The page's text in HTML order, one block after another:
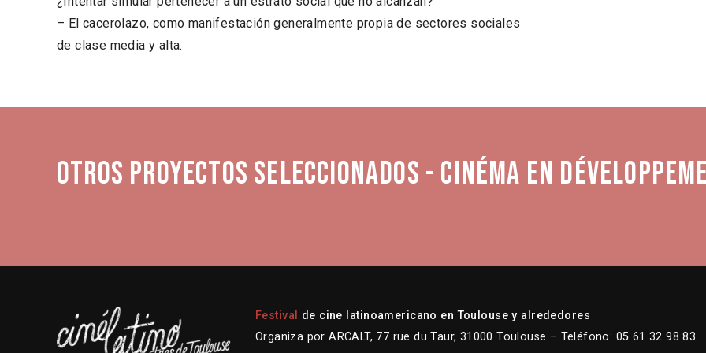
– El cacerolazo, como manifestación generalmente propia de sectores sociales
de clase media y alta.
Otros proyectos seleccionados - Cinéma en
Festival
de cine latinoamericano en Toulouse y alrededores
Organiza por ARCALT, 77 rue du Taur, 31000 Toulouse – Teléfono: 05 61 32 98 83